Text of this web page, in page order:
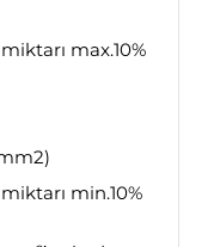
max.10%
min.10%